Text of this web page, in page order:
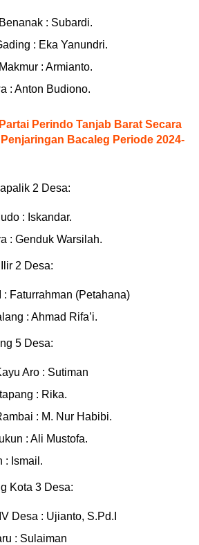
: Subardi.
: Eka Yanundri.
: Armianto.
: Anton Budiono.
Perindo Tanjab Barat Secara
Bacaleg Periode 2024-
2 Desa:
: Iskandar.
: Genduk Warsilah.
2 Desa:
: Faturrahman (Petahana)
: Ahmad Rifa’i.
5 Desa:
Aro : Sutiman
: Rika.
: M. Nur Habibi.
: Ali Mustofa.
: Ismail.
Kota 3 Desa:
Desa : Ujianto, S.Pd.I
: Sulaiman